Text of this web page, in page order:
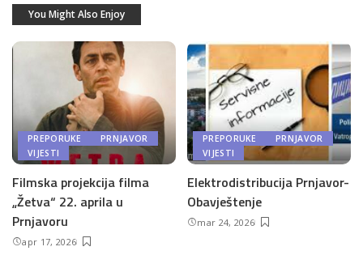
You Might Also Enjoy
PREPORUKE
PRNJAVOR
VIJESTI
Filmska projekcija filma
„Žetva“ 22. aprila u
Prnjavoru
apr 17, 2026
PREPORUKE
PRNJAVOR
VIJESTI
Elektrodistribucija Prnjavor-
Obavještenje
mar 24, 2026